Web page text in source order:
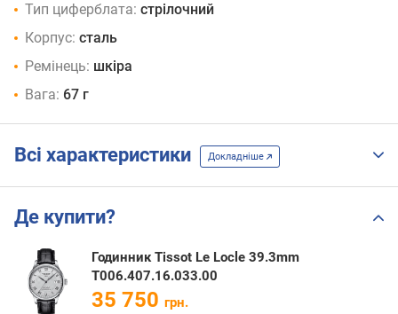
Тип циферблата: стрілочний
Корпус: сталь
Ремінець: шкіра
Вага: 67 г
Всі характеристики Докладніше
Де купити?
Годинник Tissot Le Locle 39.3mm
T006.407.16.033.00
35 750 грн.